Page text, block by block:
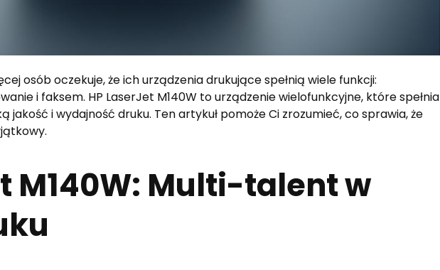
osób oczekuje, że ich urządzenia drukujące spełnią wiele funkcji:
i faksem. HP LaserJet M140W to urządzenie wielofunkcyjne, które spełnia
jakość i wydajność druku. Ten artykuł pomoże Ci zrozumieć, co sprawia, że
M140W: Multi-talent w